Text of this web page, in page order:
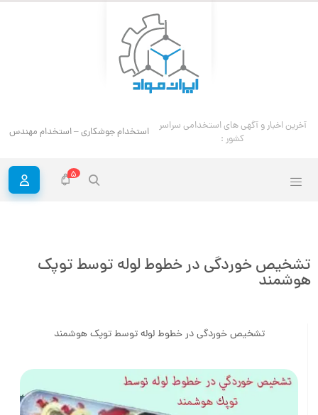
آخرین اخبار و آگهی های استخدامی سراسر
کشور :
استخدام جوشکاری – استخدام مهندس
5
تشخیص خوردگی در خطوط لوله توسط توپک
هوشمند
تشخیص خوردگی در خطوط لوله توسط توپک هوشمند